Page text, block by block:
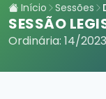
Início Sessões
SESSÃO
Ordinária: 14/2023